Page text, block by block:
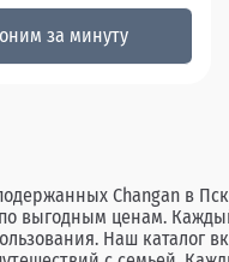
за минуту
Changan в
выгодным ценам.
Наш каталог